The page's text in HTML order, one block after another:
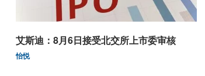
艾斯迪：8月6日接受北交所上市委审核
怡悦